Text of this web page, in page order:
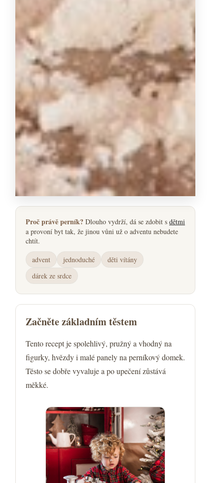
Proč právě perník? Dlouho vydrží, dá se zdobit s dětmi
a provoní byt tak, že jinou vůni už o adventu nebudete
chtít.
advent
jednoduché
děti vítány
dárek ze srdce
Začněte základním těstem
Tento recept je spolehlivý, pružný a vhodný na
figurky, hvězdy i malé panely na perníkový domek.
Těsto se dobře vyvaluje a po upečení zůstává
měkké.